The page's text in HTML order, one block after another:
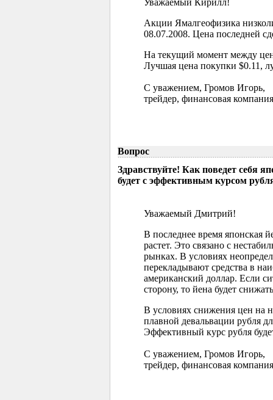
Уважаемый Кирилл!
Акции Ямалгеофизика
08.07.2008. Цена последней
На текущий момент между
Лучшая цена покупки $0.11,
С уважением, Громов Игорь,
трейдер, финансовая
Вопрос
Здравствуйте! Как поведет себя
будет с эффективным курсом
Уважаемый Дмитрий!
В последнее время
растет. Это связано с
рынках. В условиях
перекладывают средства в
американский доллар. Если
сторону, то йена будет
В условиях снижения цен на
плавной девальвации рубля
Эффективный курс рубля
С уважением, Громов Игорь,
трейдер, финансовая